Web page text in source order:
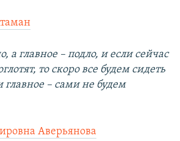
главное – подло, и если сейчас
то скоро все будем сидеть
– сами не будем
Аверьянова